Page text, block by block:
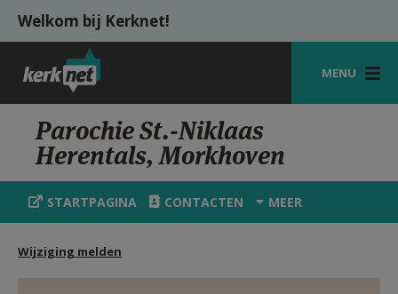
Overslaan en naar de inhoud gaan
Welkom bij Kerknet!
MENU
STARTPAGINA
KERK
VIERINGEN
Parochie St.-Niklaas
Herentals, Morkhoven
STARTPAGINA CONTACTEN MEER
Wijziging melden